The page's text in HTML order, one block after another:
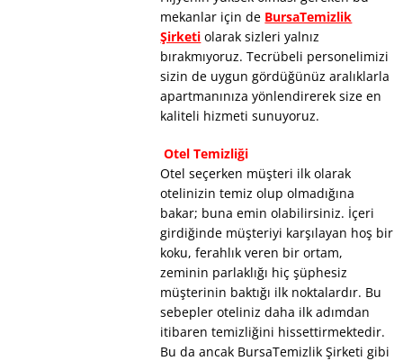
mekanlar için de BursaTemizlik
Şirketi olarak sizleri yalnız
bırakmıyoruz. Tecrübeli personelimizi
sizin de uygun gördüğünüz aralıklarla
apartmanınıza yönlendirerek size en
kaliteli hizmeti sunuyoruz.
Otel Temizliği
Otel seçerken müşteri ilk olarak
otelinizin temiz olup olmadığına
bakar; buna emin olabilirsiniz. İçeri
girdiğinde müşteriyi karşılayan hoş bir
koku, ferahlık veren bir ortam,
zeminin parlaklığı hiç şüphesiz
müşterinin baktığı ilk noktalardır. Bu
sebepler oteliniz daha ilk adımdan
itibaren temizliğini hissettirmektedir.
Bu da ancak BursaTemizlik Şirketi gibi